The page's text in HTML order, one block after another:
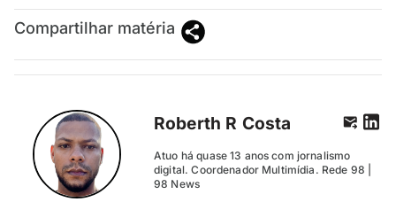
Compartilhar matéria
Roberth R Costa
Atuo há quase 13 anos com jornalismo
digital. Coordenador Multimídia. Rede 98 |
98 News